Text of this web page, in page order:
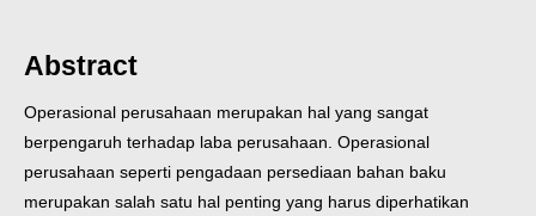
Abstract
Operasional perusahaan merupakan hal yang sangat
berpengaruh terhadap laba perusahaan. Operasional
perusahaan seperti pengadaan persediaan bahan baku
merupakan salah satu hal penting yang harus diperhatikan